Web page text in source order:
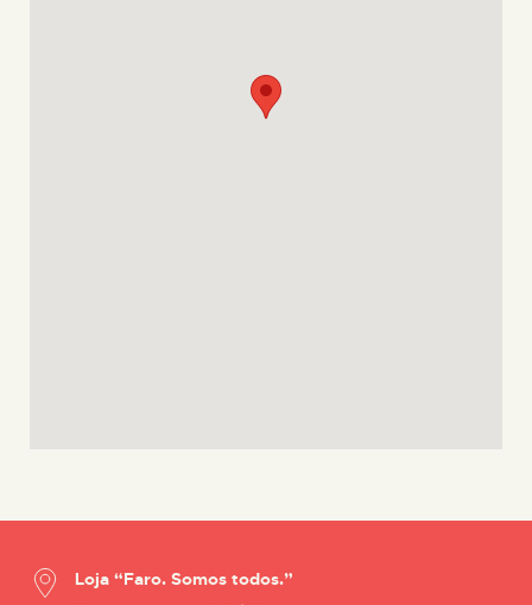
Loja “Faro. Somos todos.”